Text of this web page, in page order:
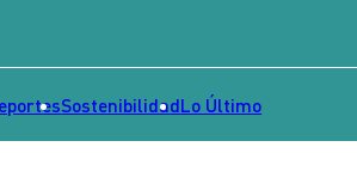
SostenibilidadLo Último